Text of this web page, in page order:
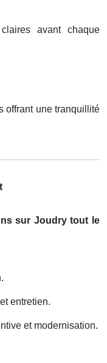
avant chaque
offrant une tranquillité
sur Joudry tout le
entretien.
et modernisation.